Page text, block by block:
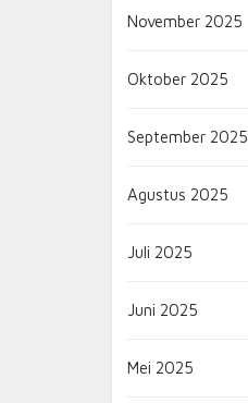
November 2025
Oktober 2025
September 2025
Agustus 2025
Juli 2025
Juni 2025
Mei 2025